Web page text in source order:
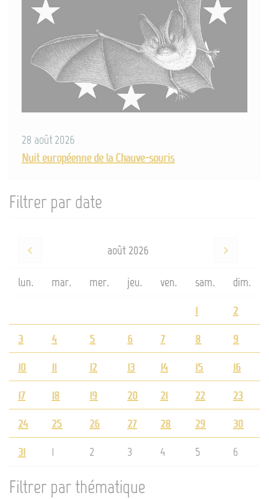
28 août 2026
Nuit européenne de la Chauve-souris
Filtrer par date
août 2026
lun. mar. mer. jeu. ven. sam.
dim.
1
2
3
4 5 6 7 8
9
10
11 12 13 14 15
16
17
18 19 20 21 22
23
24
25 26 27 28 29
30
31
1 2 3 4 5 6
Filtrer par thématique